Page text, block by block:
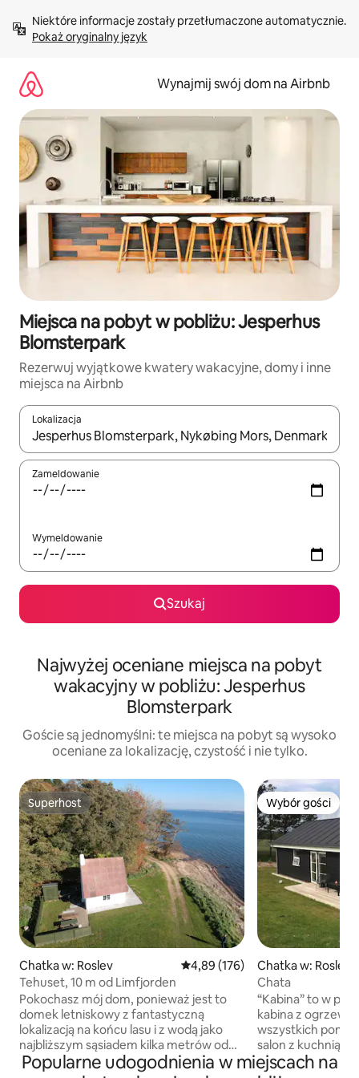
treści Pokaż oryginalny język
Wynajmij swój dom na Airbnb
Miejsca na pobyt w pobliżu: Jesperhus
Blomsterpark
Rezerwuj wyjątkowe kwatery wakacyjne, domy i inne
miejsca na Airbnb
Lokalizacja
Gdy wyniki będą dostępne, możesz poruszać się po nich za
Zameldowanie
Wymeldowanie
Szukaj
Najwyżej oceniane miejsca na pobyt
wakacyjny w pobliżu: Jesperhus
Blomsterpark
Goście są jednomyślni: te miejsca na pobyt są wysoko
oceniane za lokalizację, czystość i nie tylko.
Superhost
Superhost
Chatka w: Roslev Średnia ocena: 4,89 na 5, liczba
4,89 (176)
Tehuset, 10 m od Limfjorden
Pokochasz mój dom, ponieważ jest to
domek letniskowy z fantastyczną
lokalizacją na końcu lasu i z wodą jako
najbliższym sąsiadem kilka metrów od
drzwi wejściowych. Dom położony jest
Wybór gości
Wybór gości
Chatka w: Roslev
Chata
“Kabina” to w
kabina z
wszystkich
salon z kuchnią
pokój
Popularne udogodnienia w miejscach na